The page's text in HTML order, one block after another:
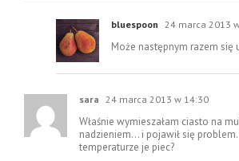
bluespoon 24 marca 2013
Może następnym razem się
sara 24 marca 2013 w 14:30
Właśnie wymieszałam ciasto na
nadzieniem… i pojawił się problem.
temperaturze je piec?